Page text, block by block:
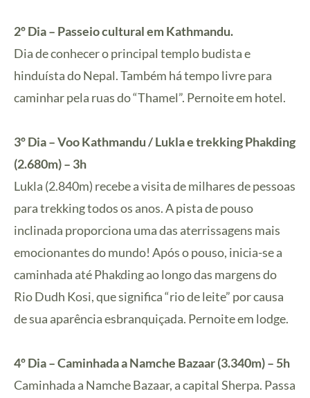
2º Dia – Passeio cultural em Kathmandu.
Dia de conhecer o principal templo budista e
hinduísta do Nepal. Também há tempo livre para
caminhar pela ruas do “Thamel”. Pernoite em hotel.
3º Dia – Voo Kathmandu / Lukla e trekking Phakding
(2.680m)– 3h
Lukla (2.840m) recebe a visita de milhares de pessoas
para trekking todos os anos. A pista de pouso
inclinada proporciona uma das aterrissagens mais
emocionantes do mundo! Após o pouso, inicia-se a
caminhada até Phakding ao longo das margens do
Rio Dudh Kosi, que significa “rio de leite” por causa
de sua aparência esbranquiçada. Pernoite em lodge.
4º Dia – Caminhada a Namche Bazaar (3.340m) – 5h
Caminhada a Namche Bazaar, a capital Sherpa. Passa